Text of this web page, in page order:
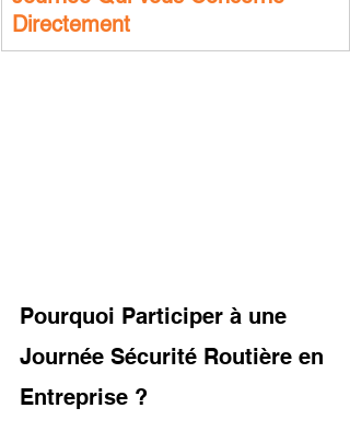
Directement
Pourquoi Participer à une
Journée Sécurité Routière en
Entreprise ?